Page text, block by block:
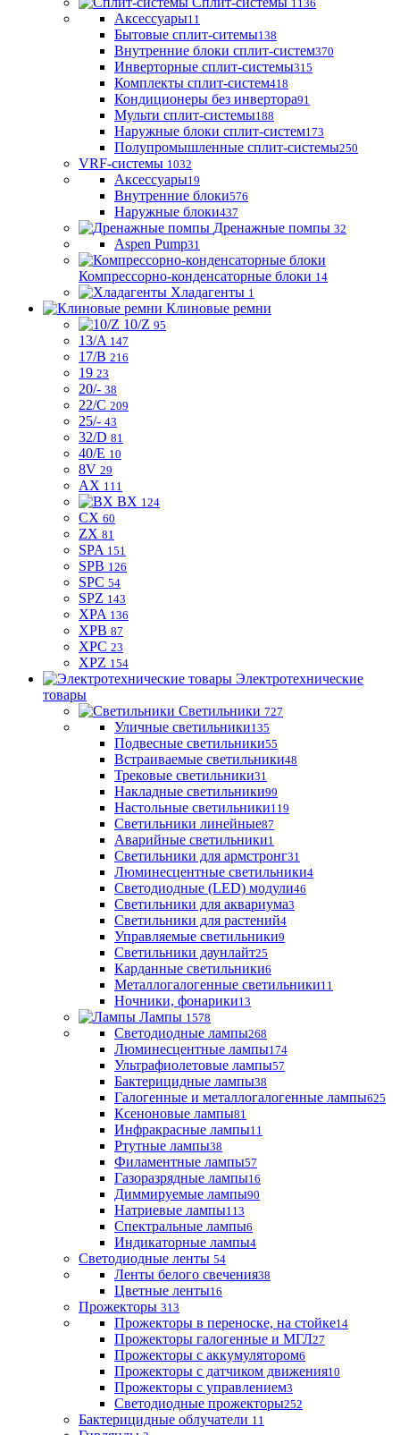
1136
Аксессуары11
Бытовые сплит-ситемы138
Внутренние блоки сплит-систем370
Инверторные сплит-системы315
Комплекты сплит-систем418
Кондиционеры без инвертора91
Мульти сплит-системы188
Наружные блоки сплит-систем173
Полупромышленные сплит-системы250
VRF-системы 1032
Аксессуары19
Внутренние блоки576
Наружные блоки437
Дренажные помпы 32
Aspen Pump31
Компрессорно-конденсаторные блоки 14
Хладагенты 1
Клиновые ремни
10/Z 95
13/A 147
17/B 216
19 23
20/- 38
22/C 209
25/- 43
32/D 81
40/E 10
8V 29
AX 111
BX 124
CX 60
ZX 81
SPA 151
SPB 126
SPC 54
SPZ 143
XPA 136
XPB 87
XPC 23
XPZ 154
Электротехнические
товары
Светильники 727
Уличные светильники135
Подвесные светильники55
Встраиваемые светильники48
Трековые светильники31
Накладные светильники99
Настольные светильники119
Светильники линейные87
Аварийные светильники1
Светильники для армстронг31
Люминесцентные светильники4
Светодиодные (LED) модули46
Светильники для аквариума3
Светильники для растений4
Управляемые светильники9
Светильники даунлайт25
Карданные светильники6
Металлогалогенные светильники11
Ночники, фонарики13
Лампы 1578
Светодиодные лампы268
Люминесцентные лампы174
Ультрафиолетовые лампы57
Бактерицидные лампы38
Галогенные и металлогалогенные лампы625
Ксеноновые лампы81
Инфракрасные лампы11
Ртутные лампы38
Филаментные лампы57
Газоразрядные лампы16
Диммируемые лампы90
Натриевые лампы113
Спектральные лампы6
Индикаторные лампы4
Светодиодные ленты 54
Ленты белого свечения38
Цветные ленты16
Прожекторы 313
Прожекторы в переноске, на стойке14
Прожекторы галогенные и МГЛ27
Прожекторы с аккумулятором6
Прожекторы с датчиком движения10
Прожекторы с управлением3
Светодиодные прожекторы252
Бактерицидные облучатели 11